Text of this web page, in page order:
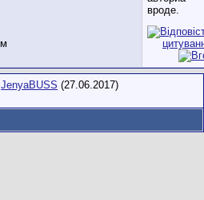
вроде.
JenyaBUSS (27.06.2017)